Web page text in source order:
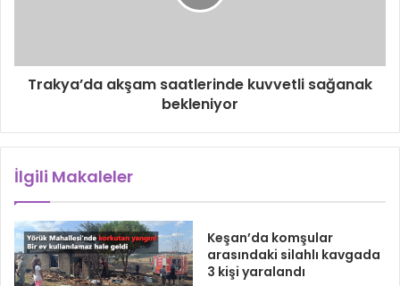
Trakya’da akşam saatlerinde kuvvetli sağanak
bekleniyor
İlgili Makaleler
Keşan’da komşular
arasındaki silahlı kavgada
3 kişi yaralandı